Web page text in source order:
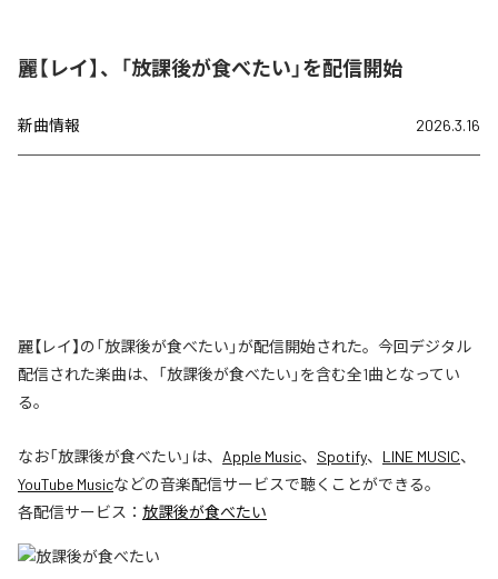
麗【レイ】、「放課後が食べたい」を配信開始
新曲情報 2026.3.16
麗【レイ】の「放課後が食べたい」が配信開始された。今回デジタル
配信された楽曲は、「放課後が食べたい」を含む全1曲となってい
る。
なお「放課後が食べたい 」は、 Apple Music、 Spotify、 LINE MUSIC、
YouTube Musicなどの音楽配信サービスで聴くことができる。
各配信サービス： 放課後が食べたい